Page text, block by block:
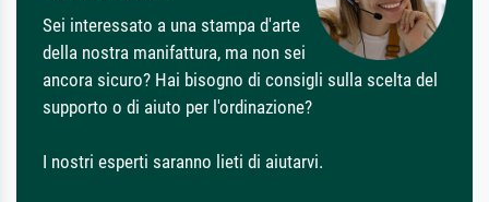
Sei interessato a una stampa d'arte
della nostra manifattura, ma non sei
ancora sicuro? Hai bisogno di consigli sulla scelta del
supporto o di aiuto per l'ordinazione?
I nostri esperti saranno lieti di aiutarvi.